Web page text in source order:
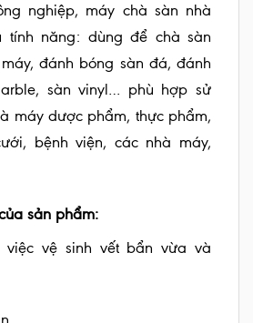
nghiệp, máy chà sàn nhà
tính năng: dùng để chà sàn
đánh bóng sàn đá, đánh
sàn vinyl… phù hợp sử
máy dược phẩm, thực phẩm,
bệnh viện, các nhà máy,
sản phẩm:
việc vệ sinh vết bẩn vừa và